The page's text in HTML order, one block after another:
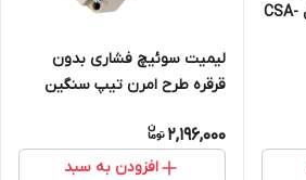
سی ان تی دی CNTD مدل CSA-
لیمیت سوئیچ فشاری بدون
قرقره طرح امرن تیپ سنگین
CWLD
2,196,000
افزودن به سبد